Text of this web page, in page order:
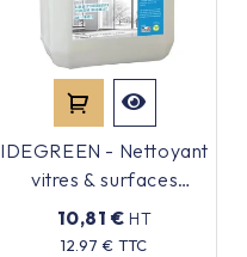
IDEGREEN - Nettoyant
vitres & surfaces
Ecolabel - 5L
10,81 € HT
12.97 € TTC